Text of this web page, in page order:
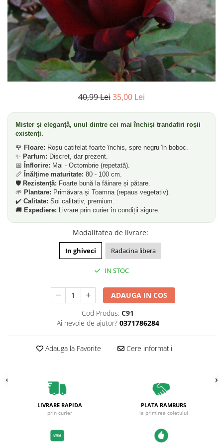
40,99 Lei35,00 Lei
Mister și eleganță, unul dintre cei mai închiși trandafiri roșii
existenți.
🌹 Floare: Roșu catifelat foarte închis, spre negru în boboc.
✨ Parfum: Discret, dar prezent.
📅
Înflorire: Mai - Octombrie (repetată).
📏 Înălțime maturitate: 80 - 100 cm.
🛡️ Rezistență: Foarte bună la făinare și pătare.
🌱 Plantare: Primăvara și Toamna (repaus vegetativ).
✔️ Calitate: Soi calitativ, premium.
🚚 Expediere: Livrare prin curier în condiții sigure.
Modalitatea de livrare:
In ghiveci Radacina libera
IN STOC
ADAUGA IN COS
Cod Produs: C91
Ai nevoie de ajutor? 0371786284
Adauga la Favorite Cere informatii
LIVRARE RAPIDA
prin curier
PLATA RAMBURS
la primirea coletului